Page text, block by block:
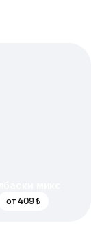
от 409 ₺